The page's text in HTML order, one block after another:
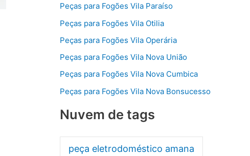
Peças para Fogões Vila Paraíso
Peças para Fogões Vila Otilia
Peças para Fogões Vila Operária
Peças para Fogões Vila Nova União
Peças para Fogões Vila Nova Cumbica
Peças para Fogões Vila Nova Bonsucesso
Nuvem de tags
peça eletrodoméstico amana